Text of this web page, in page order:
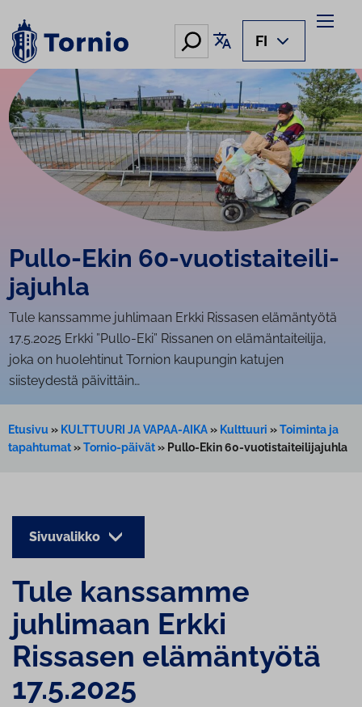
sisältöön
Hae Käännä sivu
FI
Pullo-Ekin 60-vuo­tis­tai­tei­li­
ja­juh­la
Tule kanssamme juhlimaan Erkki Rissasen elämäntyötä
17.5.2025 Erkki ”Pullo-Eki” Rissanen on elämäntaiteilija,
joka on huolehtinut Tornion kaupungin katujen
siisteydestä päivittäin…
Etusivu » KULTTUURI JA VAPAA-AIKA» Kulttuuri »Toiminta ja
tapahtumat»Tornio-päivät» Pullo-Ekin 60-vuotistaiteilijajuhla
Sivuvalikko
Tule kanssamme
juhlimaan Erkki
Rissasen elämäntyötä
17.5.2025